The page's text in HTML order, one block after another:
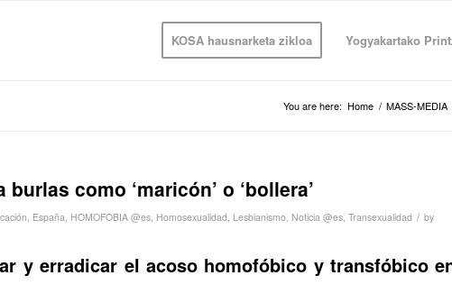
KOSA hausnarketa zikloa Yogyakartako
You are here: Home / MASS-MEDIA
como ‘maricón’ o ‘bollera’
, España, HOMOFOBIA @es, Homosexualidad, Lesbianismo, Noticia @es, Transexualidad / by
y erradicar el acoso homofóbico y transfóbico